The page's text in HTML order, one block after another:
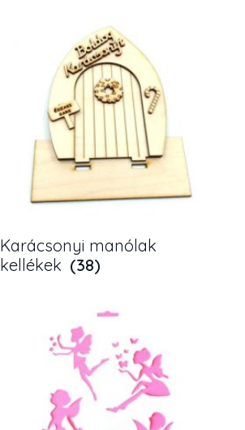
Karácsonyi manólak
kellékek (38)